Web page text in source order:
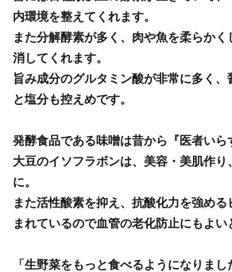
内環境を整えてくれます。
また分解酵素が多く、肉や魚を柔らか
消してくれます。
旨み成分のグルタミン酸が非常に多く、
と塩分も控えめです。
発酵食品である味噌は昔から『医者いら
大豆のイソフラボンは、美容・美肌作
に。
また活性酸素を抑え、抗酸化力を強め
まれているので血管の老化防止にもよい
「生野菜をもっと食べるようになりまし